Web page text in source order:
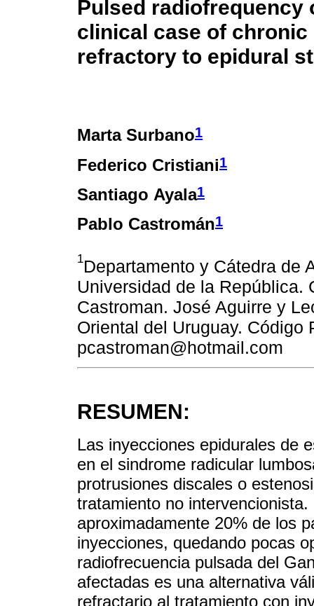
Pulsed radiofrequency
clinical case of
refractory to epidural
Marta Surbano1
Federico Cristiani1
Santiago Ayala1
Pablo Castromán1
1Departamento y Cátedra de
Universidad de la República.
Castroman. José Aguirre y
Oriental del Uruguay. Código
pcastroman@hotmail.com
RESUMEN:
Las inyecciones epidurales de
en el sindrome radicular
protrusiones discales o
tratamiento no
aproximadamente 20% de los
inyecciones, quedando pocas
radiofrecuencia pulsada del
afectadas es una alternativa
refractario al tratamiento con